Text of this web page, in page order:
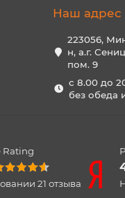
Наш адрес
223056,
н, а.г.
пом. 9
с 8.00 до
без обеда
Rating
21 отзыва